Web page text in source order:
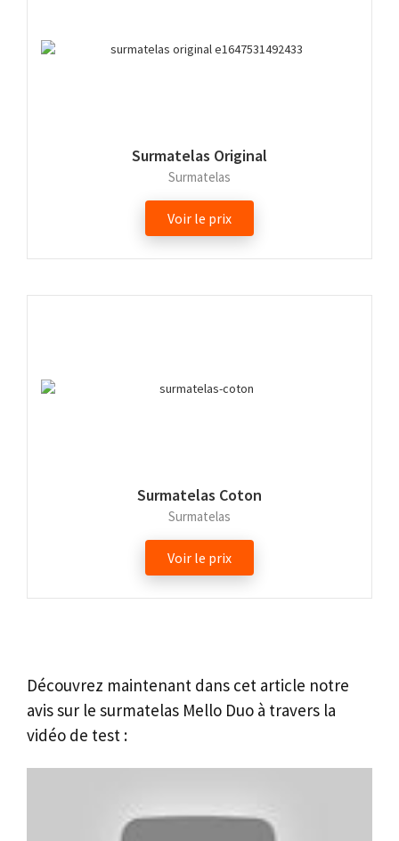
Surmatelas Original
Surmatelas
Voir le prix
Surmatelas Coton
Surmatelas
Voir le prix
Découvrez maintenant dans cet article notre
avis sur le surmatelas Mello Duo à travers la
vidéo de test :